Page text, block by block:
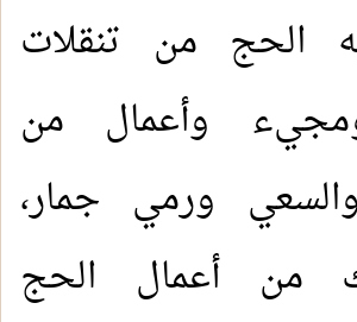
الحج من تنقلات
وأعمال من
ورمي جمار،
من أعمال الحج